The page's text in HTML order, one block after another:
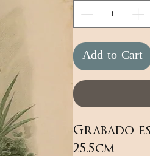
Add to Cart
Grabado
25.5cm